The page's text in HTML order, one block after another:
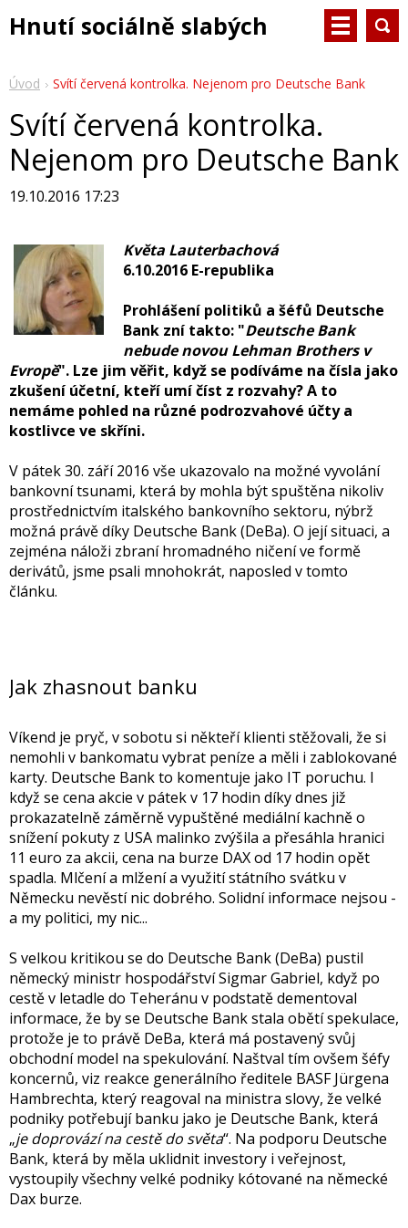
Hnutí sociálně slabých
Úvod Svítí červená kontrolka. Nejenom pro Deutsche Bank
Svítí červená kontrolka.
Nejenom pro Deutsche Bank
19.10.2016 17:23
Květa Lauterbachová
6.10.2016 E-republika
Prohlášení politiků a šéfů Deutsche
Bank zní takto: "Deutsche Bank
nebude novou Lehman Brothers v
Evropě". Lze jim věřit, když se podíváme na čísla jako
zkušení účetní, kteří umí číst z rozvahy? A to
nemáme pohled na různé podrozvahové účty a
kostlivce ve skříni.
V pátek 30. září 2016 vše ukazovalo na možné vyvolání
bankovní tsunami, která by mohla být spuštěna nikoliv
prostřednictvím italského bankovního sektoru, nýbrž
možná právě díky Deutsche Bank (DeBa). O její situaci, a
zejména náloži zbraní hromadného ničení ve formě
derivátů, jsme psali mnohokrát, naposled v tomto
článku.
Jak zhasnout banku
Víkend je pryč, v sobotu si někteří klienti stěžovali, že si
nemohli v bankomatu vybrat peníze a měli i zablokované
karty. Deutsche Bank to komentuje jako IT poruchu. I
když se cena akcie v pátek v 17 hodin díky dnes již
prokazatelně záměrně vypuštěné mediální kachně o
snížení pokuty z USA malinko zvýšila a přesáhla hranici
11 euro za akcii, cena na burze DAX od 17 hodin opět
spadla. Mlčení a mlžení a využití státního svátku v
Německu nevěstí nic dobrého. Solidní informace nejsou -
a my politici, my nic...
S velkou kritikou se do Deutsche Bank (DeBa) pustil
německý ministr hospodářství Sigmar Gabriel, když po
cestě v letadle do Teheránu v podstatě dementoval
informace, že by se Deutsche Bank stala obětí spekulace,
protože je to právě DeBa, která má postavený svůj
obchodní model na spekulování. Naštval tím ovšem šéfy
koncernů, viz reakce generálního ředitele BASF Jürgena
Hambrechta, který reagoval na ministra slovy, že velké
podniky potřebují banku jako je Deutsche Bank, která
„je doprovází na cestě do světa“. Na podporu Deutsche
Bank, která by měla uklidnit investory i veřejnost,
vystoupily všechny velké podniky kótované na německé
Dax burze.